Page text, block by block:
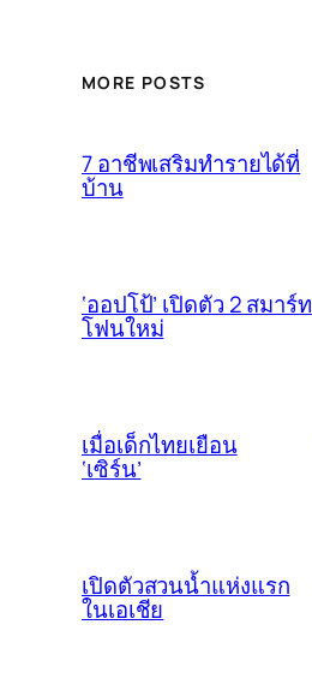
MORE POSTS
7 อาชีพเสริมทำรายได้ที่
บ้าน
‘ออปโป้’ เปิดตัว 2 สมาร์ท
โฟนใหม่
เมื่อเด็กไทยเยือน
‘เซิร์น’
เปิดตัวสวนน้ำแห่งแรก
ในเอเชีย